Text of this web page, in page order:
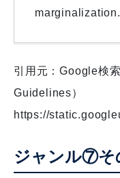
marginalization.
引用元：Google検
Guidelines）
https://
ジャンル⑦そ